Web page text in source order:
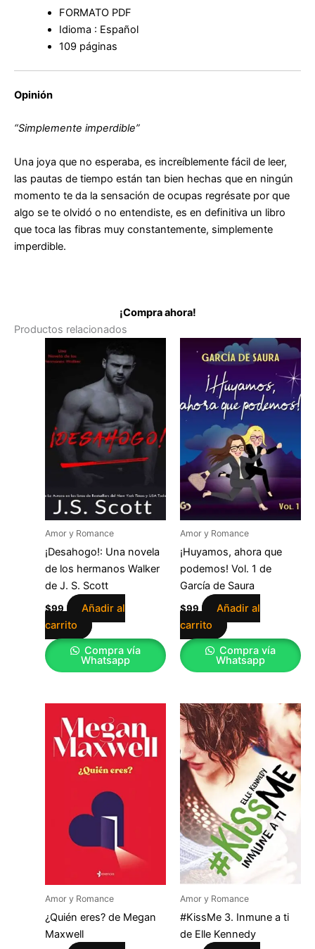
FORMATO PDF
Idioma : Español
109 páginas
Opinión
“Simplemente imperdible”
Una joya que no esperaba, es increíblemente fácil de leer,
las pautas de tiempo están tan bien hechas que en ningún
momento te da la sensación de ocupas regrésate por que
algo se te olvidó o no entendiste, es en definitiva un libro
que toca las fibras muy constantemente, simplemente
imperdible.
¡Compra ahora!
Productos relacionados
Amor y Romance
¡Desahogo!: Una novela
de los hermanos Walker
de J. S. Scott
$99
Añadir al
carrito
Compra vía
Whatsapp
Amor y Romance
¡Huyamos, ahora que
podemos! Vol. 1 de
García de Saura
$99
Añadir al
carrito
Compra vía
Whatsapp
Amor y Romance
¿Quién eres? de Megan
Maxwell
Amor y Romance
#KissMe 3. Inmune a ti
de Elle Kennedy